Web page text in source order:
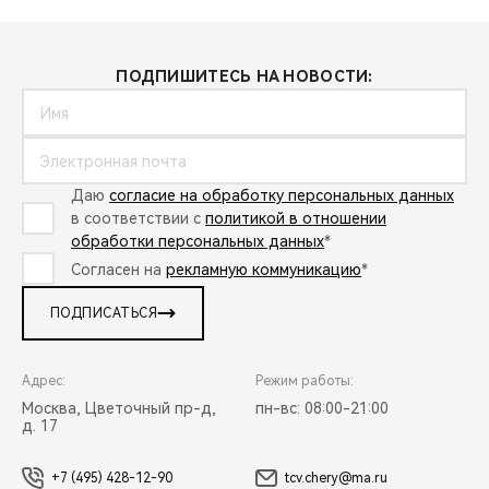
ПОДПИШИТЕСЬ НА НОВОСТИ:
Даю согласие на обработку персональных данных
в соответствии с политикой в отношении
обработки персональных данных*
Согласен на рекламную коммуникацию*
ПОДПИСАТЬСЯ
Адрес:
Москва, Цветочный пр-д,
д. 17
Режим работы:
пн-вс: 08:00-21:00
+7 (495) 428-12-90 tcv.chery@ma.ru